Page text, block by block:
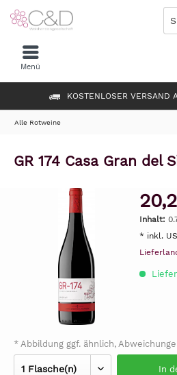
KOSTENLOSER VERSAND
Menü
Alle Rotweine
GR 174 Casa Gran del
Inhalt:
* inkl.
* Abbildung ggf. ähnlich,
In